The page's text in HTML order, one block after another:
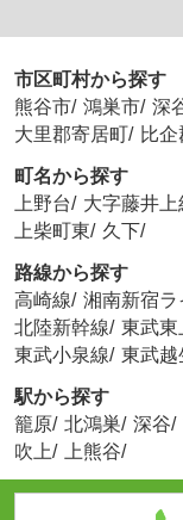
市区町村から探す
熊谷市/ 鴻巣市/ 深
大里郡寄居町/ 比
町名から探す
上野台/ 大字藤井上
上柴町東/ 久下/
路線から探す
高崎線/ 湘南新宿ラ
北陸新幹線/ 東武東
東武小泉線/ 東武越
駅から探す
籠原/ 北鴻巣/ 深谷/
吹上/ 上熊谷/